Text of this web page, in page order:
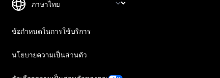
ข้อกำหนดในการใช้บริการ
นโยบายความเป็นส่วนตัว